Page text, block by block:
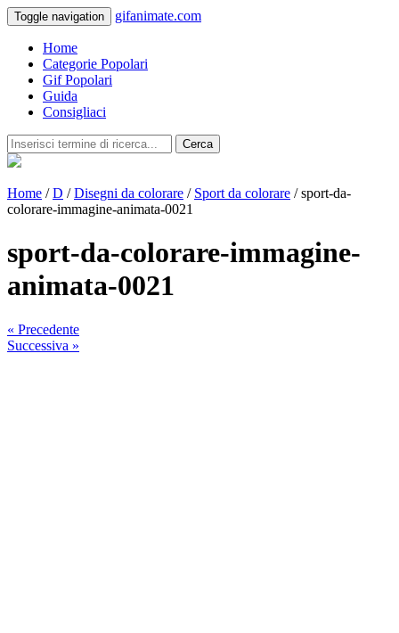
Toggle navigation gifanimate.com
Home
Categorie Popolari
Gif Popolari
Guida
Consigliaci
Cerca
Home /D /Disegni da colorare / Sport da colorare / sport-da-
colorare-immagine-animata-0021
sport-da-colorare-immagine-
animata-0021
« Precedente
Successiva »